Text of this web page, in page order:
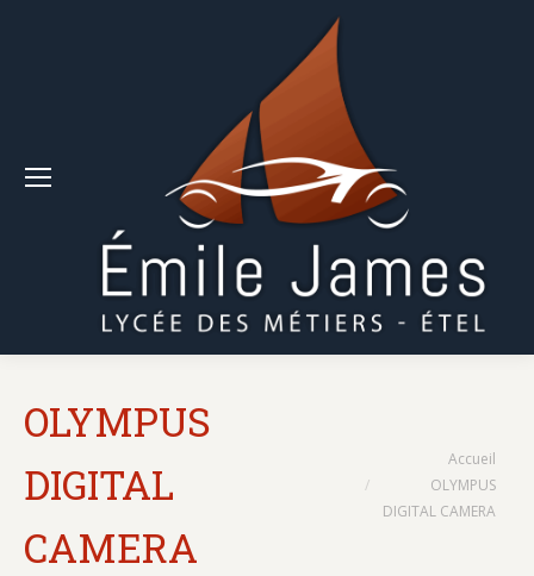
OLYMPUS
DIGITAL
CAMERA
Accueil
OLYMPUS
DIGITAL CAMERA